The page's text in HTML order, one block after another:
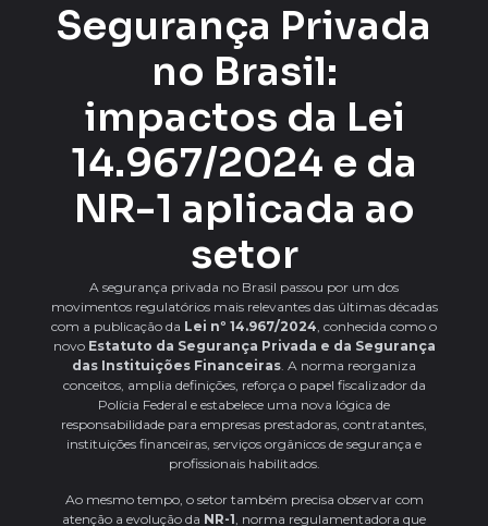
Segurança Privada
no Brasil:
impactos da Lei
14.967/2024 e da
NR-1 aplicada ao
setor
A segurança privada no Brasil passou por um dos
movimentos regulatórios mais relevantes das últimas décadas
com a publicação da Lei nº 14.967/2024, conhecida como o
novo Estatuto da Segurança Privada e da Segurança
das Instituições Financeiras. A norma reorganiza
conceitos, amplia definições, reforça o papel fiscalizador da
Polícia Federal e estabelece uma nova lógica de
responsabilidade para empresas prestadoras, contratantes,
instituições financeiras, serviços orgânicos de segurança e
profissionais habilitados.
Ao mesmo tempo, o setor também precisa observar com
atenção a evolução da NR-1 , norma regulamentadora que